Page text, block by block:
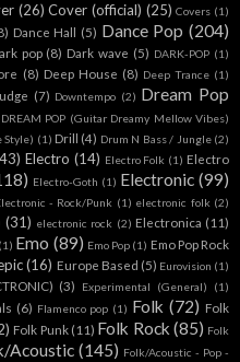
(26) Cover (official) (25) Covers (1)
Dance Hall (5) Dance Pop (204)
pop (8) Dark wave (5) DARK-POP (1)
(8) Deep House (8) Deep Trance (1)
(7) Downtempo (2) Dream Pop
DREAM POP (Guitar Dreamy Mellow Vibes)
Style) (1) Drill (4) Drum N Bass / Jungle (2)
Electro (14) Electro Folk (1) Electro
Electro-Goth (1) Electronic (99)
- Rock/Punk (1) electronic folk (2)
(31) electronic rock (2) Electronica (11)
(1) Emo (89) Emo Pop (1) Emo Pop Rock
(16) Europe Based (5) Eurovision (1)
(3) Experimental (General) (1)
(6) Flamenco pop (1) Folk (72) Folk
Folk Punk (11) Folk Rock (85) Folk
Acoustic (145) Folk/Acoustic - Pop -